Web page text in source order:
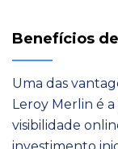
Benefícios
Uma das
Leroy Merlin é
visibilidade
investimento